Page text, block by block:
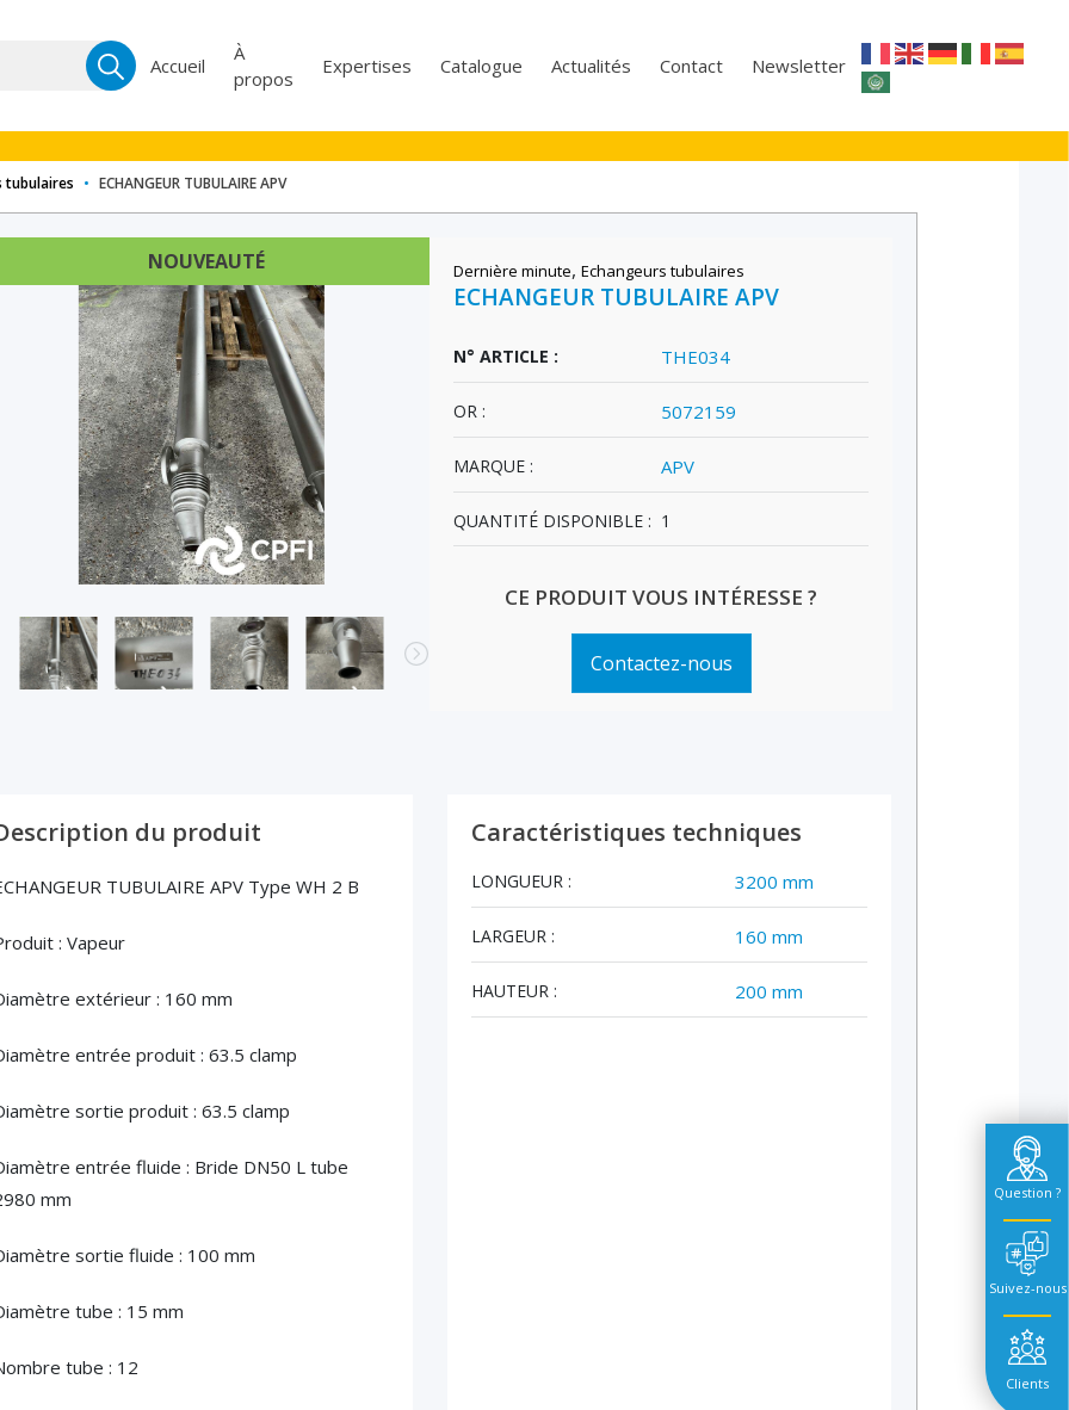
Recherche
pour :
Accueil
À
propos
Expertises Catalogue Actualités Contact Newsletter
Question ?
Suivez-nous
Clients
tubulaires • ECHANGEUR TUBULAIRE APV
NOUVEAUTÉ Dernière minute,Echangeurs tubulaires
ECHANGEUR TUBULAIRE APV
N° ARTICLE : THE034
OR : 5072159
MARQUE : APV
QUANTITÉ DISPONIBLE : 1
CE PRODUIT VOUS INTÉRESSE ?
Contactez-nous
du produit
TUBULAIRE APV Type WH 2 B
: Vapeur
extérieur : 160 mm
entrée produit : 63.5 clamp
sortie produit : 63.5 clamp
entrée fluide : Bride DN50 L tube
mm
sortie fluide : 100 mm
tube : 15 mm
tube : 12
Caractéristiques techniques
LONGUEUR : 3200 mm
LARGEUR : 160 mm
HAUTEUR : 200 mm